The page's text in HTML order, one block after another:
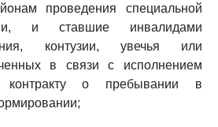
проведения специальной
и ставшие инвалидами
контузии, увечья или
в связи с исполнением
контракту о пребывании в